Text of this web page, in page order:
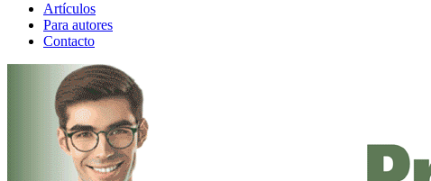
Artículos
Para autores
Contacto